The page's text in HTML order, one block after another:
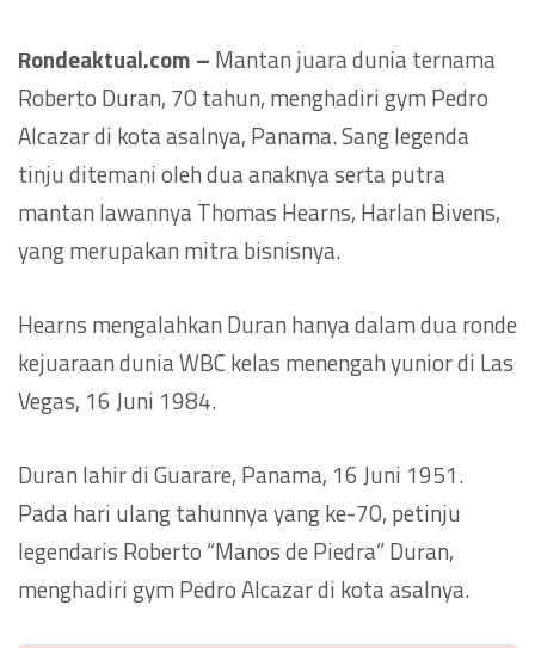
Rondeaktual.com – Mantan juara dunia ternama
Roberto Duran, 70 tahun, menghadiri gym Pedro
Alcazar di kota asalnya, Panama. Sang legenda
tinju ditemani oleh dua anaknya serta putra
mantan lawannya Thomas Hearns, Harlan Bivens,
yang merupakan mitra bisnisnya.
Hearns mengalahkan Duran hanya dalam dua ronde
kejuaraan dunia WBC kelas menengah yunior di Las
Vegas, 16 Juni 1984.
Duran lahir di Guarare, Panama, 16 Juni 1951.
Pada hari ulang tahunnya yang ke-70, petinju
legendaris Roberto “Manos de Piedra” Duran,
menghadiri gym Pedro Alcazar di kota asalnya.